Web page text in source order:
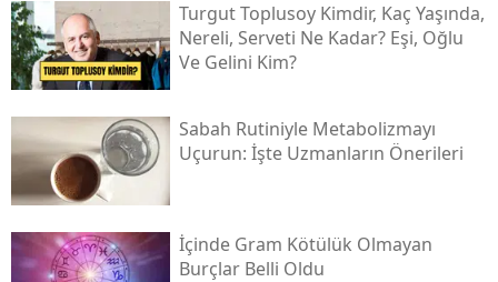
Turgut Toplusoy Kimdir, Kaç Yaşında,
Nereli, Serveti Ne Kadar? Eşi, Oğlu
Ve Gelini Kim?
Sabah Rutiniyle Metabolizmayı
Uçurun: İşte Uzmanların Önerileri
İçinde Gram Kötülük Olmayan
Burçlar Belli Oldu